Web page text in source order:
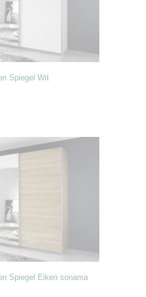
Spiegel Wit
Spiegel Eiken sonama